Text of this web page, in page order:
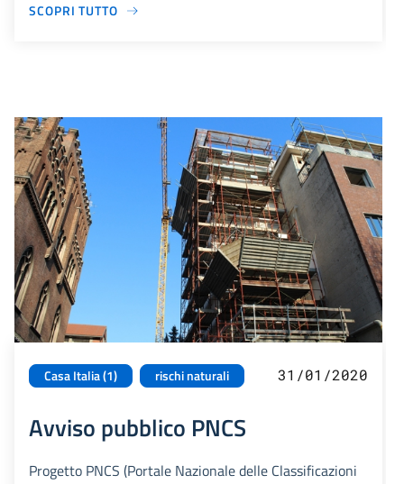
SCOPRI TUTTO
Casa Italia (1) rischi naturali 31/01/2020
Avviso pubblico PNCS
Progetto PNCS (Portale Nazionale delle Classificazioni